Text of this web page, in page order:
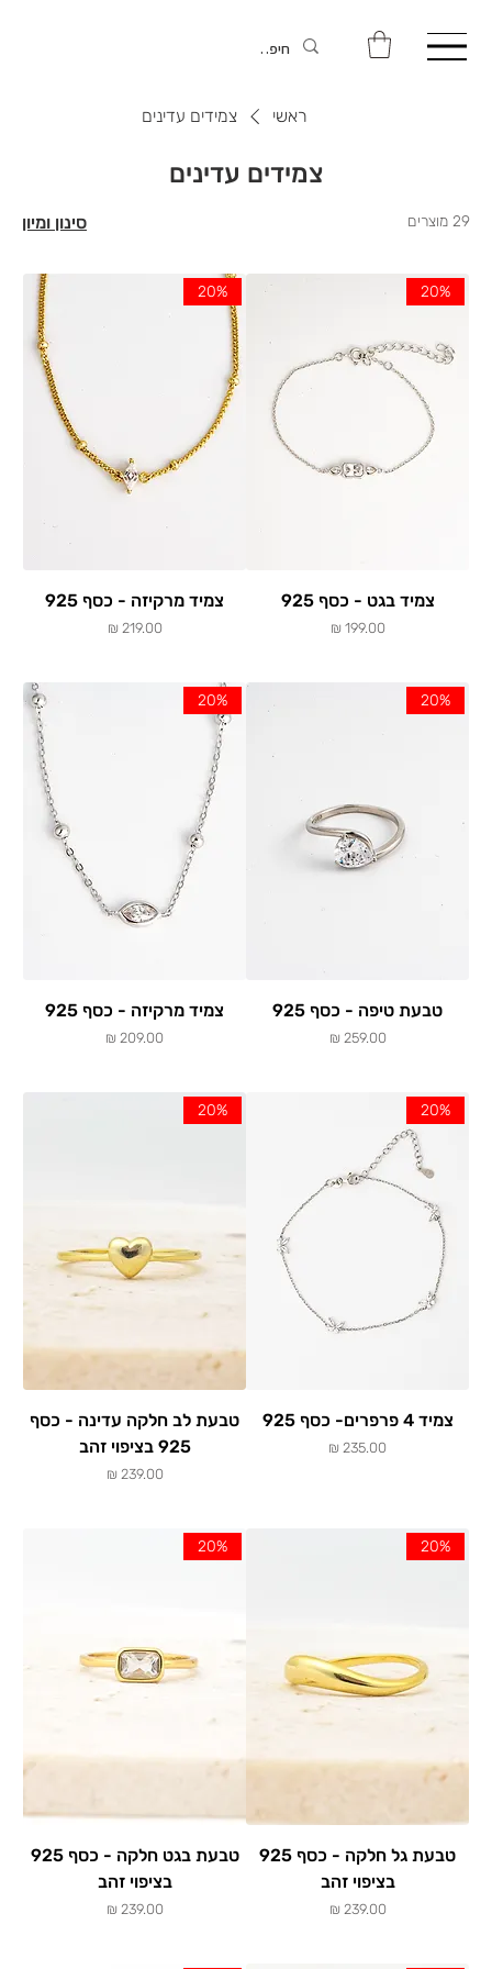
ראשי צמידים עדינים
צמידים עדינים
29 מוצרים סינון ומיון
20%
צמיד בגט - כסף 925
מחיר
20%
צמיד מרקיזה - כסף 925
מחיר
20%
טבעת טיפה - כסף 925
מחיר
20%
צמיד מרקיזה - כסף 925
מחיר
20%
צמיד 4 פרפרים- כסף 925
מחיר
20%
טבעת לב חלקה עדינה - כסף
925 בציפוי זהב
מחיר
20%
טבעת גל חלקה - כסף 925
בציפוי זהב
מחיר
20%
טבעת בגט חלקה - כסף 925
בציפוי זהב
מחיר